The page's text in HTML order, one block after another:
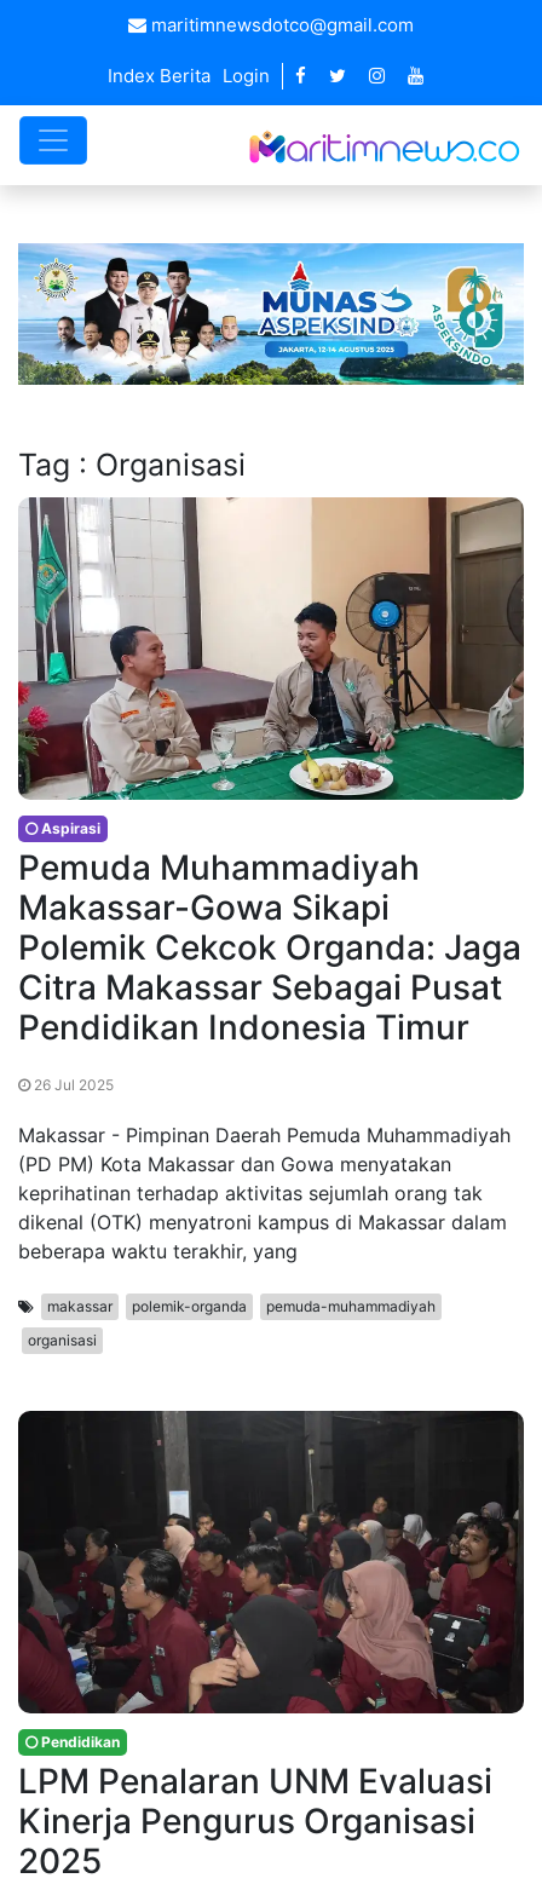
maritimnewsdotco@gmail.com
Index Berita Login
Tag : Organisasi
Aspirasi
Pemuda Muhammadiyah
Makassar-Gowa Sikapi
Polemik Cekcok Organda: Jaga
Citra Makassar Sebagai Pusat
Pendidikan Indonesia Timur
26 Jul 2025
Makassar - Pimpinan Daerah Pemuda Muhammadiyah
(PD PM) Kota Makassar dan Gowa menyatakan
keprihatinan terhadap aktivitas sejumlah orang tak
dikenal (OTK) menyatroni kampus di Makassar dalam
beberapa waktu terakhir, yang
makassar polemik-organda
pemuda-muhammadiyah
organisasi
Pendidikan
LPM Penalaran UNM Evaluasi
Kinerja Pengurus Organisasi
2025